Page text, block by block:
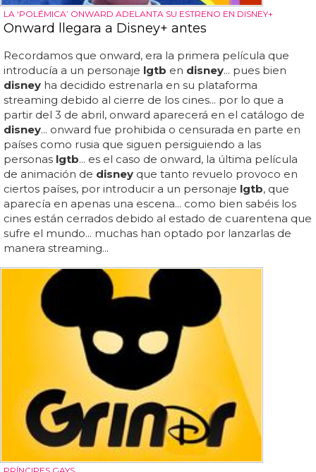
LA ‘POLÉMICA’ ONWARD ADELANTA SU ESTRENO EN DISNEY+
Onward llegara a Disney+ antes
Recordamos que onward, era la primera película que
introducía a un personaje lgtb en disney... pues bien
disney ha decidido estrenarla en su plataforma
streaming debido al cierre de los cines... por lo que a
partir del 3 de abril, onward aparecerá en el catálogo de
disney... onward fue prohibida o censurada en parte en
países como rusia que siguen persiguiendo a las
personas lgtb... es el caso de onward, la última película
de animación de disney que tanto revuelo provoco en
ciertos países, por introducir a un personaje lgtb, que
aparecía en apenas una escena... como bien sabéis los
cines están cerrados debido al estado de cuarentena que
sufre el mundo... muchas han optado por lanzarlas de
manera streaming...